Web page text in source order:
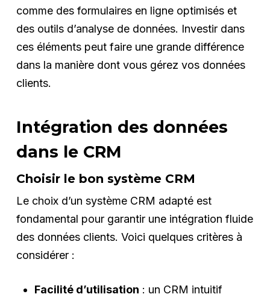
comme des formulaires en ligne optimisés et
des outils d’analyse de données. Investir dans
ces éléments peut faire une grande différence
dans la manière dont vous gérez vos données
clients.
Intégration des données
dans le CRM
Choisir le bon système CRM
Le choix d’un système CRM adapté est
fondamental pour garantir une intégration fluide
des données clients. Voici quelques critères à
considérer :
Facilité d’utilisation : un CRM intuitif